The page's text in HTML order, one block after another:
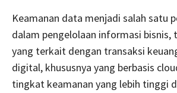
Keamanan data menjadi salah satu
dalam pengelolaan informasi bisnis,
yang terkait dengan transaksi
digital, khususnya yang berbasis
tingkat keamanan yang lebih tinggi